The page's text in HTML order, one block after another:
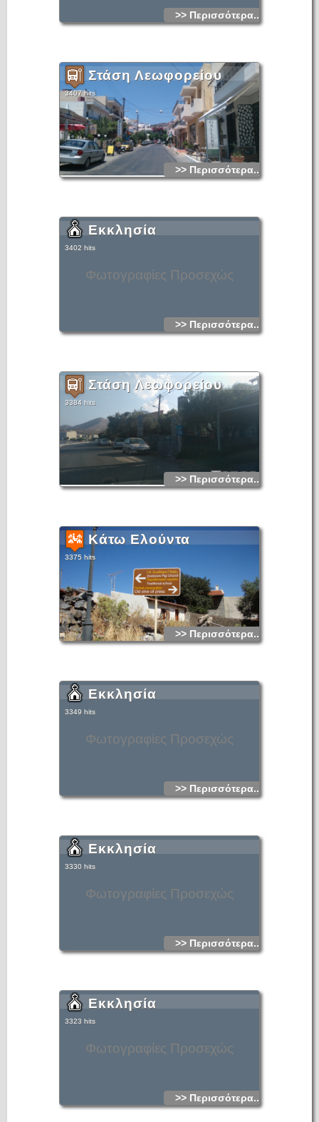
>> Περισσότερα...
Στάση Λεωφορείου
3407 hits
>> Περισσότερα...
Φωτογραφίες Προσεχώς
Εκκλησία
3402 hits
>> Περισσότερα...
Στάση Λεωφορείου
3384 hits
>> Περισσότερα...
Κάτω Ελούντα
3375 hits
>> Περισσότερα...
Φωτογραφίες Προσεχώς
Εκκλησία
3349 hits
>> Περισσότερα...
Φωτογραφίες Προσεχώς
Εκκλησία
3330 hits
>> Περισσότερα...
Φωτογραφίες Προσεχώς
Εκκλησία
3323 hits
>> Περισσότερα...